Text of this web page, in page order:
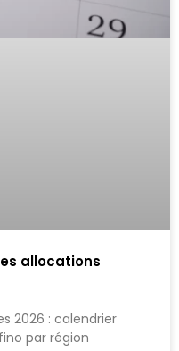
allocations
2026 : calendrier
par région